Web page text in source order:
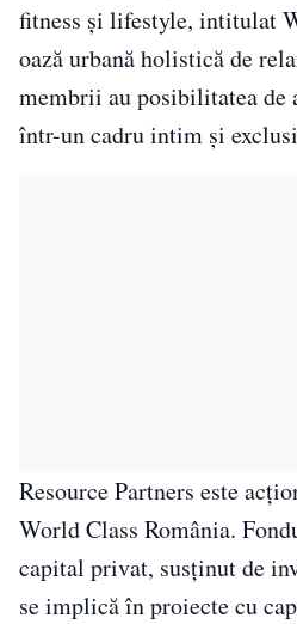
fitness și lifestyle, intitulat
oază urbană holistică de
membrii au posibilitatea de
într-un cadru intim și
Resource Partners este
World Class România.
capital privat, susținut de
se implică în proiecte cu